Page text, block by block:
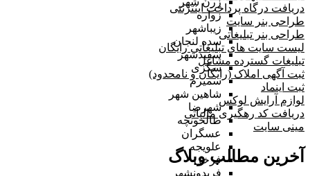
زواره
زیباشهر
سده لنجان
سفیدشهر
سگزی
سمیرم
شاهین شهر
شهرضا
طالخونچه
عسگران
علویجه
فرخی
فریدونشهر
دریافت درگاه پرداخت اینترنتی
طراحی بنر سایت
طراحی بنر تبلیغاتی
لیست سایت های تبلیغاتی رایگان
تبلیغات گسترده مشاغل
ثبت آگهی املاک (رایگان و نامحدود)
ثبت اینماد
لوازم آرایش لوکس
دریافت کد رهگیری مالیاتی
مینی سایت
آخرین مطالب وبلاگ